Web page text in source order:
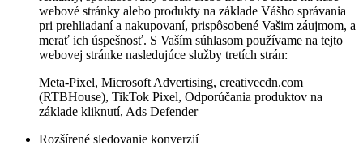
webové stránky alebo produkty na základe Vášho správania
pri prehliadaní a nakupovaní, prispôsobené Vašim záujmom, a
merať ich úspešnosť. S Vaším súhlasom používame na tejto
webovej stránke nasledujúce služby tretích strán:
Meta-Pixel, Microsoft Advertising, creativecdn.com
(RTBHouse), TikTok Pixel, Odporúčania produktov na
základe kliknutí, Ads Defender
Rozšírené sledovanie konverzií